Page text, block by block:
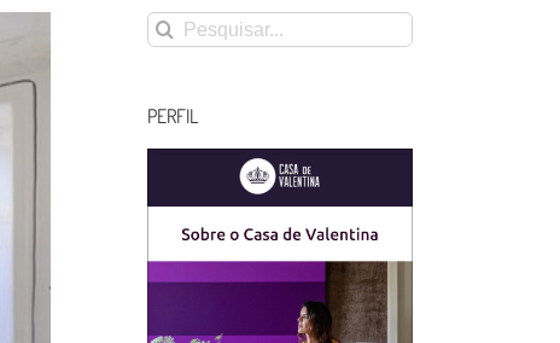
Buscar
resultados
PERFIL